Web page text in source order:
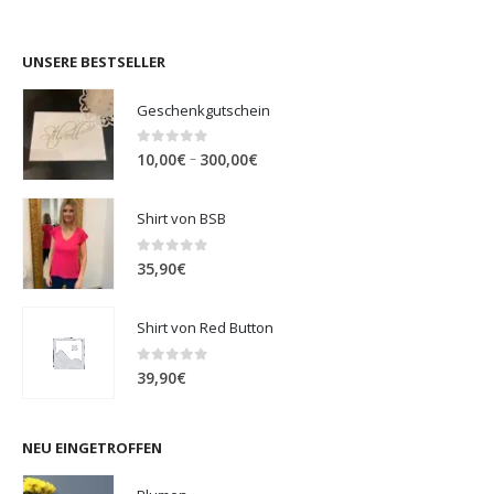
UNSERE BESTSELLER
Geschenkgutschein
0out of 5
10,00€ – 300,00€
Shirt von BSB
0out of 5
35,90€
Shirt von Red Button
0 out of 5
39,90€
NEU EINGETROFFEN